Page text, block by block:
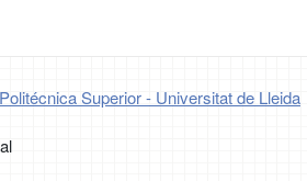
Superior - Universitat de Lleida